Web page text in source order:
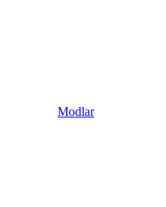
Modlar